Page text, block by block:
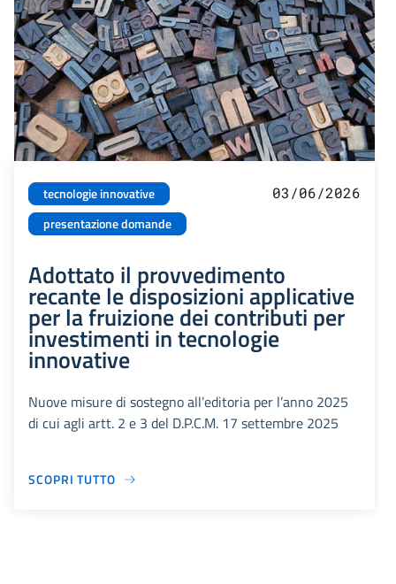
tecnologie innovative
presentazione domande
03/06/2026
Adottato il provvedimento
recante le disposizioni applicative
per la fruizione dei contributi per
investimenti in tecnologie
innovative
Nuove misure di sostegno all’editoria per l’anno 2025
di cui agli artt. 2 e 3 del D.P.C.M. 17 settembre 2025
SCOPRI TUTTO